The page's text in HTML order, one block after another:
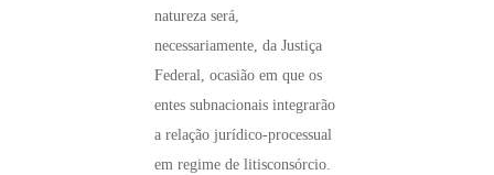
natureza será,
necessariamente, da Justiça
Federal, ocasião em que os
entes subnacionais integrarão
a relação jurídico-processual
em regime de litisconsórcio.